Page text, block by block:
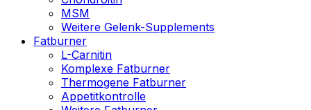
MSM
Weitere Gelenk-Supplements
Fatburner
L-Carnitin
Komplexe Fatburner
Thermogene Fatburner
Appetitkontrolle